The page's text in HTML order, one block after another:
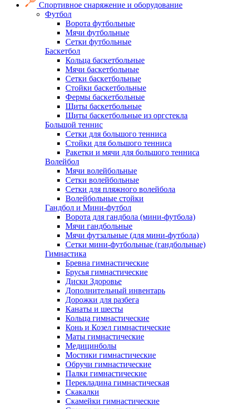
Спортивное снаряжение и оборудование
Футбол
Ворота футбольные
Мячи футбольные
Сетки футбольные
Баскетбол
Кольца баскетбольные
Мячи баскетбольные
Сетки баскетбольные
Стойки баскетбольные
Фермы баскетбольные
Щиты баскетбольные
Щиты баскетбольные из оргстекла
Большой теннис
Сетки для большого тенниса
Стойки для большого тенниса
Ракетки и мячи для большого тенниса
Волейбол
Мячи волейбольные
Сетки волейбольные
Сетки для пляжного волейбола
Волейбольные стойки
Гандбол и Мини-футбол
Ворота для гандбола (мини-футбола)
Мячи гандбольные
Мячи футзальные (для мини-футбола)
Сетки мини-футбольные (гандбольные)
Гимнастика
Бревна гимнастические
Брусья гимнастические
Диски Здоровье
Дополнительный инвентарь
Дорожки для разбега
Канаты и шесты
Кольца гимнастические
Конь и Козел гимнастические
Маты гимнастические
Медицинболы
Мостики гимнастические
Обручи гимнастические
Палки гимнастические
Перекладина гимнастическая
Скакалки
Скамейки гимнастические